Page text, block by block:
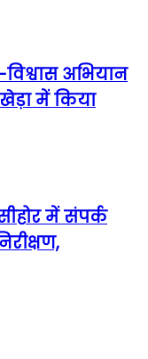
अभियान
में किया
में संपर्क